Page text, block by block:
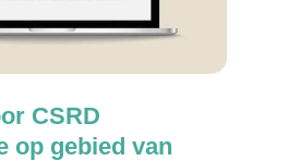
CSRD
op gebied van